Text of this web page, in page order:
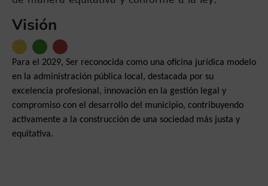
Visión
Para el 2029, Ser reconocida como una oficina jurídica modelo
en la administración pública local, destacada por su
excelencia profesional, innovación en la gestión legal y
compromiso con el desarrollo del municipio, contribuyendo
activamente a la construcción de una sociedad más justa y
equitativa.